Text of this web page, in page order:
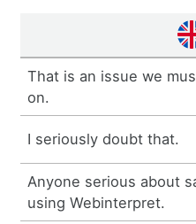
That is an issue we
on.
I seriously doubt that.
Anyone serious about
using Webinterpret.